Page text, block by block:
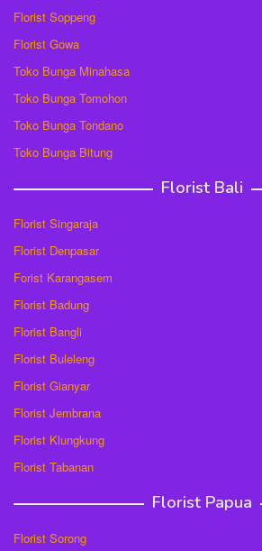
Florist Soppeng
Florist Gowa
Toko Bunga Minahasa
Toko Bunga Tomohon
Toko Bunga Tondano
Toko Bunga Bitung
Florist Bali
Florist Singaraja
Florist Denpasar
Forist Karangasem
Florist Badung
Florist Bangli
Florist Buleleng
Florist Gianyar
Florist Jembrana
Florist Klungkung
Florist Tabanan
Florist Papua
Florist Sorong